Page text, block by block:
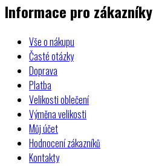
Informace pro zákazníky
Vše o nákupu
Časté otázky
Doprava
Platba
Velikosti oblečení
Výměna velikosti
Můj účet
Hodnocení zákazníků
Kontakty